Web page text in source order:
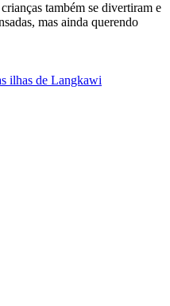
também se divertiram e
mas ainda querendo
ilhas de Langkawi